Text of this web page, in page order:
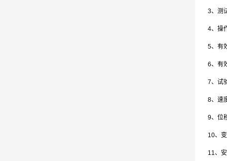
3、
4、
5、
6、
7、
8、
9、位
10、
11、